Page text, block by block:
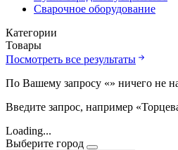
Сварочное оборудование
Категории
Товары
Посмотреть все результаты
По Вашему запросу «» ничего не
Введите запрос, например
Loading...
Выберите город